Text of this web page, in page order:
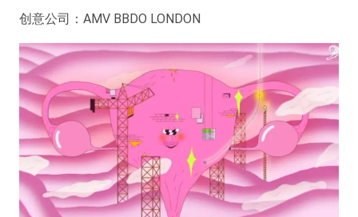
创意公司： AMV BBDO LONDON